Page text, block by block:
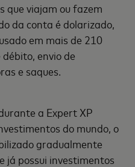
que viajam ou fazem
da conta é dolarizado,
em mais de 210
envio de
e saques.
a Expert XP
do mundo, o
gradualmente
já possui investimentos